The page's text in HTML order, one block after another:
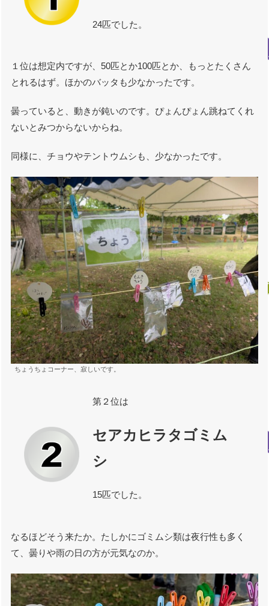
24匹でした。
１位は想定内ですが、50匹とか100匹とか、もっとたくさん
とれるはず。ほかのバッタも少なかったです。
曇っていると、動きが鈍いのです。ぴょんぴょん跳ねてくれ
ないとみつからないからね。
同様に、チョウやテントウムシも、少なかったです。
ちょうちょコーナー、寂しいです。
第２位は
セアカヒラタゴミム
シ
15匹でした。
なるほどそう来たか。たしかにゴミムシ類は夜行性も多く
て、曇りや雨の日の方が元気なのか。